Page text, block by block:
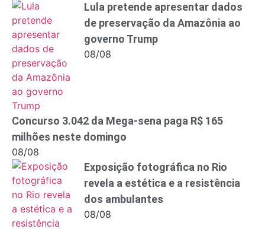
Lula pretende apresentar dados
de preservação da Amazônia ao
governo Trump
08/08
Concurso 3.042 da Mega-sena paga R$ 165
milhões neste domingo
08/08
Exposição fotográfica no Rio
revela a estética e a resistência
dos ambulantes
08/08